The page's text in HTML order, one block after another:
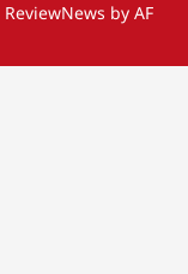
ReviewNews by AF